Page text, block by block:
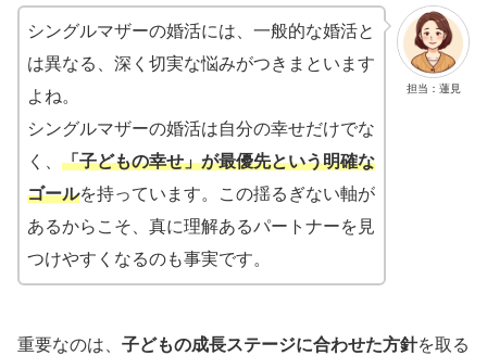
担当：蓮見
シングルマザーの婚活には、一般的な婚活と
は異なる、深く切実な悩みがつきまといます
よね。
シングルマザーの婚活は自分の幸せだけでな
く、 「子どもの幸せ」が最優先という明確な
ゴールを持っています。この揺るぎない軸が
あるからこそ、真に理解あるパートナーを見
つけやすくなるのも事実です。
重要なのは、 子どもの成長ステージに合わせた方針を取る